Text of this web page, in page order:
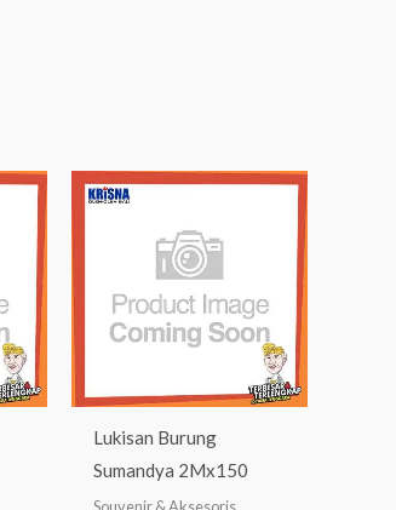
Lukisan Burung
Sumandya 2Mx150
Souvenir & Aksesoris